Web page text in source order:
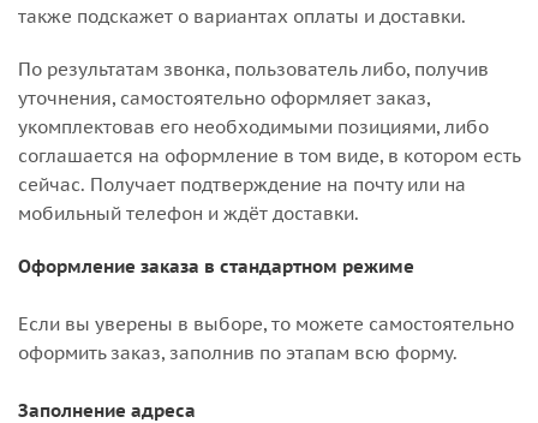
также подскажет о вариантах оплаты и доставки.
По результатам звонка, пользователь либо, получив
уточнения, самостоятельно оформляет заказ,
укомплектовав его необходимыми позициями, либо
соглашается на оформление в том виде, в котором есть
сейчас. Получает подтверждение на почту или на
мобильный телефон и ждёт доставки.
Оформление заказа в стандартном режиме
Если вы уверены в выборе, то можете самостоятельно
оформить заказ, заполнив по этапам всю форму.
Заполнение адреса